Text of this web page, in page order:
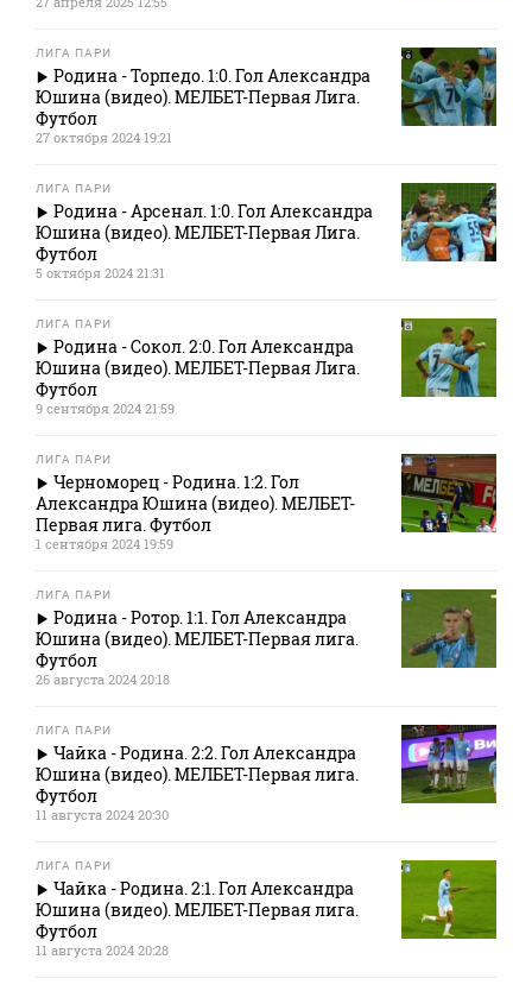
ЛИГА ПАРИ
Родина - Торпедо. 1:0. Гол Александра
Юшина (видео). МЕЛБЕТ-Первая Лига.
Футбол
27 октября 2024 19:21
ЛИГА ПАРИ
Родина - Арсенал. 1:0. Гол Александра
Юшина (видео). МЕЛБЕТ-Первая Лига.
Футбол
5 октября 2024 21:31
ЛИГА ПАРИ
Родина - Сокол. 2:0. Гол Александра
Юшина (видео). МЕЛБЕТ-Первая Лига.
Футбол
9 сентября 2024 21:59
ЛИГА ПАРИ
Черноморец - Родина. 1:2. Гол
Александра Юшина (видео). МЕЛБЕТ-
Первая лига. Футбол
1 сентября 2024 19:59
ЛИГА ПАРИ
Родина - Ротор. 1:1. Гол Александра
Юшина (видео). МЕЛБЕТ-Первая лига.
Футбол
26 августа 2024 20:18
ЛИГА ПАРИ
Чайка - Родина. 2:2. Гол Александра
Юшина (видео). МЕЛБЕТ-Первая лига.
Футбол
11 августа 2024 20:30
ЛИГА ПАРИ
Чайка - Родина. 2:1. Гол Александра
Юшина (видео). МЕЛБЕТ-Первая лига.
Футбол
11 августа 2024 20:28